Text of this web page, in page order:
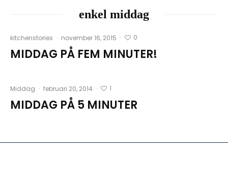
enkel middag
kitchenstories · november 16, 2015 · 0
MIDDAG PÅ FEM MINUTER!
Middag · februari 20, 2014 · 1
MIDDAG PÅ 5 MINUTER